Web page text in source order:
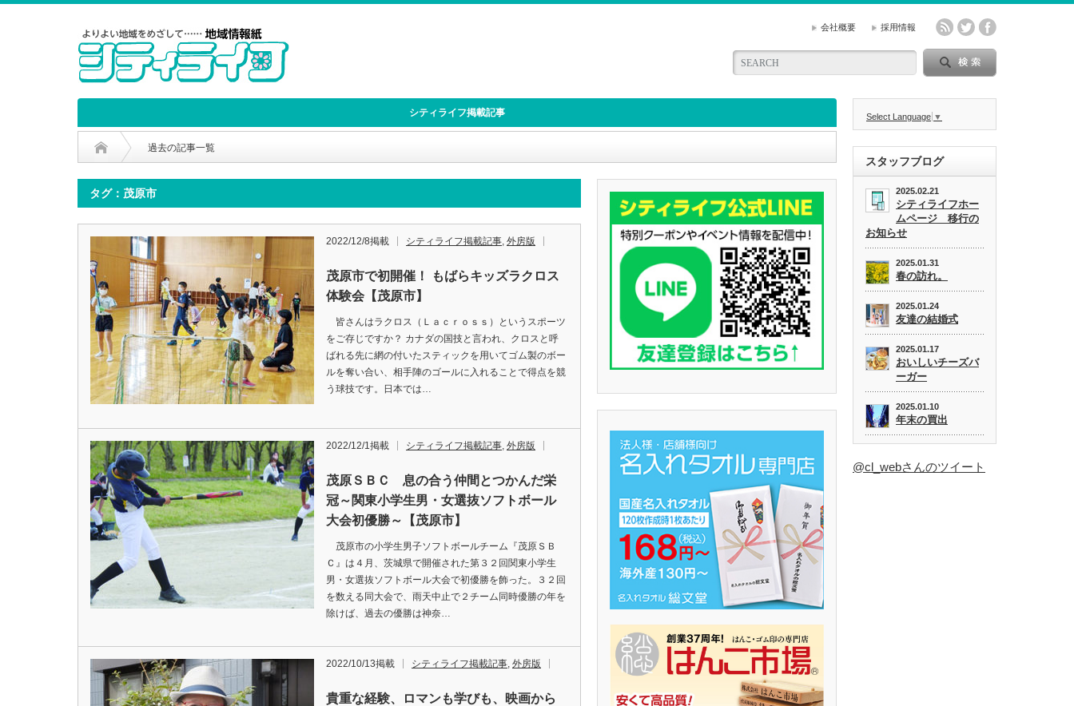
会社概要 採用情報
シティライフ掲載記事
過去の記事一覧
タグ：茂原市
2022/12/8掲載 シティライフ掲載記事, 外房版
茂原市で初開催！ もばらキッズラクロス
体験会【茂原市】
皆さんはラクロス（Ｌａｃｒｏｓｓ）というスポーツ
をご存じですか？ カナダの国技と言われ、クロスと呼
ばれる先に網の付いたスティックを用いてゴム製のボー
ルを奪い合い、相手陣のゴールに入れることで得点を競
う球技です。日本では…
2022/12/1掲載 シティライフ掲載記事, 外房版
茂原ＳＢＣ 息の合う仲間とつかんだ栄
冠～関東小学生男・女選抜ソフトボール
大会初優勝～【茂原市】
茂原市の小学生男子ソフトボールチーム『茂原ＳＢ
Ｃ』は４月、茨城県で開催された第３２回関東小学生
男・女選抜ソフトボール大会で初優勝を飾った。３２回
を数える同大会で、雨天中止で２チーム同時優勝の年を
除けば、過去の優勝は神奈…
2022/10/13掲載 シティライフ掲載記事, 外房版
貴重な経験、ロマンも学びも、映画から
Select Language ▼
スタッフブログ
2025.02.21
シティライフホー
ムページ 移行の
お知らせ
2025.01.31
春の訪れ。
2025.01.24
友達の結婚式
2025.01.17
おいしいチーズバ
ーガー
2025.01.10
年末の買出
@cl_webさんのツイート